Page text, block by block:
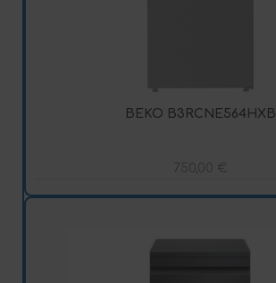
BEKO B3RCNE564HXB
750,00 €